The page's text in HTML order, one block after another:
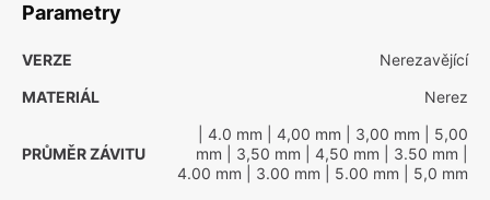
Parametry
VERZE
Nerezavějící
MATERIÁL
Nerez
PRŮMĚR ZÁVITU
| 4.0 mm | 4,00 mm | 3,00 mm | 5,00
mm | 3,50 mm | 4,50 mm | 3.50 mm
4.00 mm | 3.00 mm | 5.00 mm | 5,0 mm